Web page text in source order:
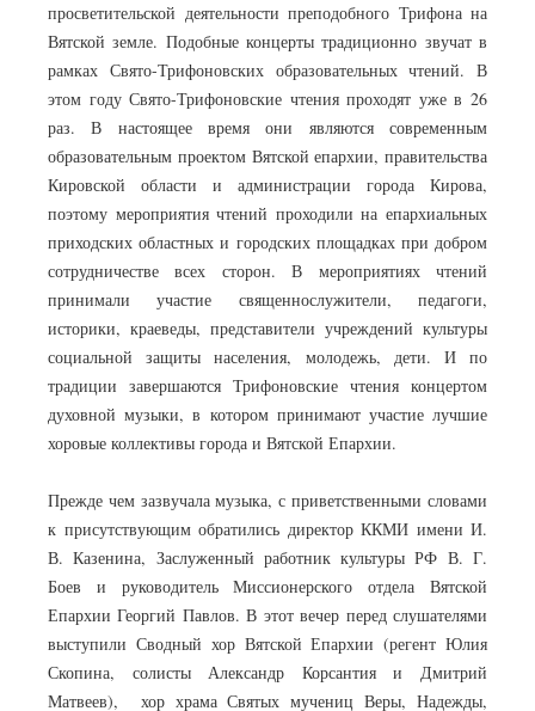
просветительской деятельности преподобного Трифона на
Вятской земле. Подобные концерты традиционно звучат в
рамках Свято-Трифоновских образовательных чтений. В
этом году Свято-Трифоновские чтения проходят уже в 26
раз. В настоящее время они являются современным
образовательным проектом Вятской епархии, правительства
Кировской области и администрации города Кирова,
поэтому мероприятия чтений проходили на епархиальных
приходских областных и городских площадках при добром
сотрудничестве всех сторон. В мероприятиях чтений
принимали участие священнослужители, педагоги,
историки, краеведы, представители учреждений культуры
социальной защиты населения, молодежь, дети. И по
традиции завершаются Трифоновские чтения концертом
духовной музыки, в котором принимают участие лучшие
хоровые коллективы города и Вятской Епархии.
Прежде чем зазвучала музыка, с приветственными словами
к присутствующим обратились директор ККМИ имени И.
В. Казенина, Заслуженный работник культуры РФ В. Г.
Боев и руководитель Миссионерского отдела Вятской
Епархии Георгий Павлов. В этот вечер перед слушателями
выступили Сводный хор Вятской Епархии (регент Юлия
Скопина, солисты Александр Корсантия и Дмитрий
Матвеев), хор храма Святых мучениц Веры, Надежды,